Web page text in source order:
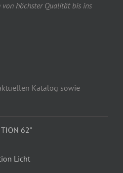
höchster Qualität bis ins
Katalog sowie
62"
Licht